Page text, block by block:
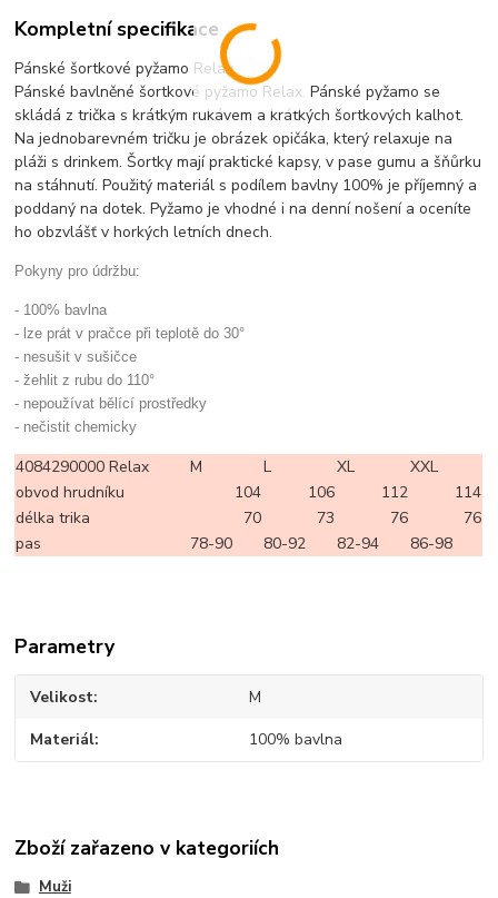
Kompletní specifikace
Pánské šortkové pyžamo Relax.
Pánské bavlněné šortkové pyžamo Relax. Pánské pyžamo se
skládá z trička s krátkým rukávem a krátkých šortkových kalhot.
Na jednobarevném tričku je obrázek opičáka, který relaxuje na
pláži s drinkem. Šortky mají praktické kapsy, v pase gumu a šňůrku
na stáhnutí. Použitý materiál s podílem bavlny 100% je příjemný a
poddaný na dotek. Pyžamo je vhodné i na denní nošení a oceníte
ho obzvlášť v horkých letních dnech.
Pokyny pro údržbu:
- 100% bavlna
- lze prát v pračce při teplotě do 30°
- nesušit v sušičce
- žehlit z rubu do 110°
- nepoužívat bělící prostředky
- nečistit chemicky
4084290000 Relax M L XL
XXL
obvod hrudníku
104 106 112
114
délka trika
70 73 76
76
pas
78-90 80-92 82-94 86-98
Parametry
Velikost M
Materiál 100% bavlna
Zboží zařazeno v kategoriích
Muži